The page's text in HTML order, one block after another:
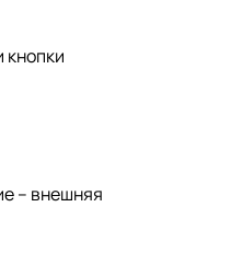
кнопки
– внешняя